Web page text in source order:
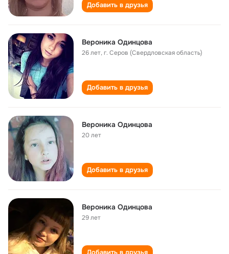
Добавить в друзья
Вероника Одинцова
26 лет,г. Серов (Свердловская область)
Добавить в друзья
Вероника Одинцова
20 лет
Добавить в друзья
Вероника Одинцова
29 лет
Добавить в друзья